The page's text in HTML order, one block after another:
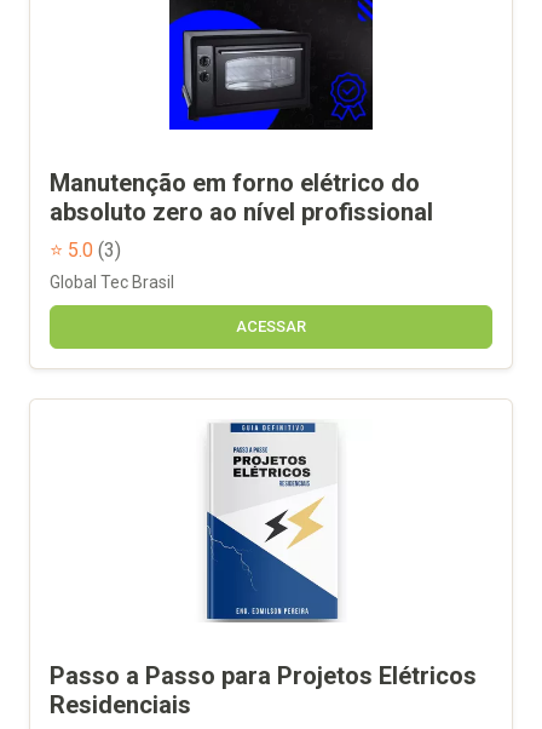
Manutenção em forno elétrico do
absoluto zero ao nível profissional
⭐ 5.0 (3)
Global Tec Brasil
ACESSAR
Passo a Passo para Projetos Elétricos
Residenciais